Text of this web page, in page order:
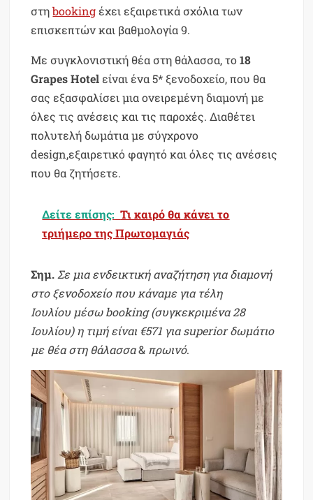
στηbookingέχει εξαιρετικά σχόλια των
επισκεπτών και βαθμολογία 9.
Με συγκλονιστική θέα στη θάλασσα, το18
Grapes Hotelείναι ένα 5* ξενοδοχείο, που θα
σας εξασφαλίσει µια ονειρεµένη διαµονή µε
όλες τις ανέσεις και τις παροχές. Διαθέτει
πολυτελή δωµάτια µε σύγχρονο
design,εξαιρετικό φαγητό και όλες τις ανέσεις
που θα ζητήσετε.
Δείτε επίσης: Τι καιρό θα κάνει το
τριήμερο της Πρωτομαγιάς
Σημ. Σε μια ενδεικτική αναζήτηση για διαμονή
στο ξενοδοχείο που κάναμε για τέλη
Ιουλίου μέσω booking (συγκεκριμένα 28
Ιουλίου) η τιμή είναι €571 για superior δωμάτιο
με θέα στη θάλασσα& πρωινό.